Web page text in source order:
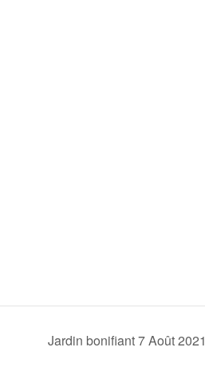
Jardin bonifiant 7 Août 2021